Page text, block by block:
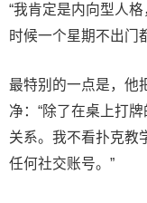
“我肯定是内向型人
时候一个星期不出门
最特别的一点是，他
净：“除了在桌上打
关系。我不看扑克教
任何社交账号。”